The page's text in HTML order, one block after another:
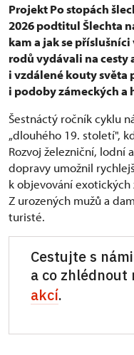
Projekt Po stopách
2026 podtitul Šlechta
kam a jak se
rodů vydávali na cesty
i vzdálené kouty
i podoby zámeckých
Šestnáctý ročník cyklu
„dlouhého 19. století",
Rozvoj železniční, lodní
dopravy umožnil
k objevování
Z urozených mužů a
turisté.
Cestujte s
a co zhlédnout
akcí.